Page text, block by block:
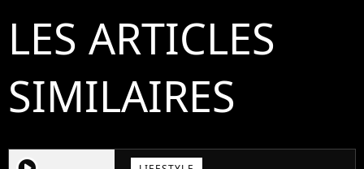
LES ARTICLES
SIMILAIRES